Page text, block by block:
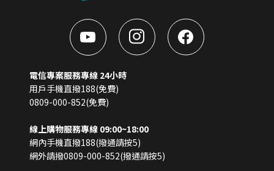
電信專案服務專線 24小時
用戶手機直撥188(免費)
0809-000-852(免費)
線上購物服務專線 09:00~18:00
網內手機直撥188(撥通請按5)
網外請撥0809-000-852(撥通請按5)